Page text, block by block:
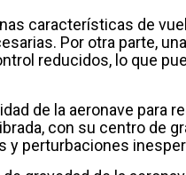
características de
Por otra parte,
reducidos, lo que
de la aeronave para
con su centro de
y perturbaciones